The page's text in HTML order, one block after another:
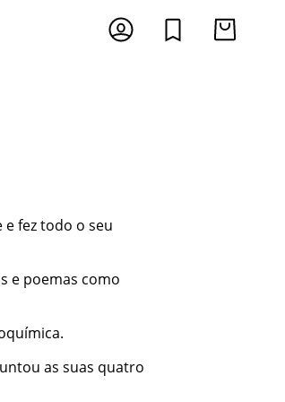
ANTOLOGIAS
e fez todo o seu
e poemas como
as suas quatro